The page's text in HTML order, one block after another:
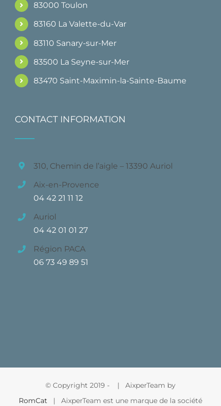
83000 Toulon
83160 La Valette-du-Var
83110 Sanary-sur-Mer
83500 La Seyne-sur-Mer
83470 Saint-Maximin-la-Sainte-Baume
CONTACT INFORMATION
310, Chemin de l’aigle – 13390 Auriol
Aix-en-Provence
04 42 21 11 12
Auriol
04 42 01 01 27
Région PACA
06 73 49 89 51
© Copyright 2019 -
| AixperTeam by
RomCat | AixperTeam est une marque de la société